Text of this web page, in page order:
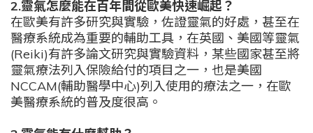
2.靈氣怎麼能在百年間從歐美快速崛起？
在歐美有許多研究與實驗，佐證靈氣的好處，甚至在
醫療系統成為重要的輔助工具，在英國、美國等靈氣
(Reiki)有許多論文研究與實驗資料，某些國家甚至將
靈氣療法列入保險給付的項目之一，也是美國
NCCAM(輔助醫學中心)列入使用的療法之一，在歐
美醫療系統的普及度很高。